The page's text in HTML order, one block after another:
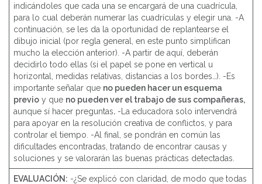
indicándoles que cada una se encargará de una cuadrícula,
para lo cual deberán numerar las cuadrículas y elegir una. -A
continuación, se les da la oportunidad de replantearse el
dibujo inicial (por regla general, en este punto simplifican
mucho la elección anterior). -A partir de aquí, deberán
decidirlo todo ellas (si el papel se pone en vertical u
horizontal, medidas relativas, distancias a los bordes…). -Es
importante señalar que no pueden hacer un esquema
previo y que no pueden ver el trabajo de sus compañeras,
aunque sí hacer preguntas. -La educadora solo intervendrá
para apoyar en la resolución creativa de conflictos, y para
controlar el tiempo. -Al final, se pondrán en común las
dificultades encontradas, tratando de encontrar causas y
soluciones y se valorarán las buenas prácticas detectadas.
EVALUACIÓN: -¿Se explicó con claridad, de modo que todas